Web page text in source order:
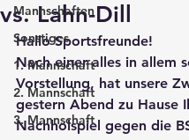
Mannschaften
Sonstiges
1. Mannschaft
2. Mannschaft
3. Mannschaft
vs. Lahn-Dill
Hallo Sportsfreunde!
Nach einer alles in allem
Vorstellung, hat unsere
gestern Abend zu Hause
Nachholspiel gegen die